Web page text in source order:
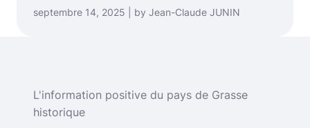
septembre 14, 2025 | by Jean-Claude JUNIN
L'information positive du pays de Grasse
historique